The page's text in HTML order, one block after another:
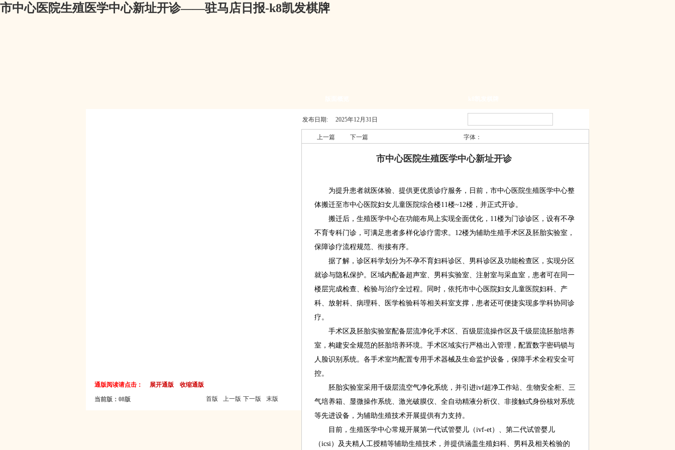
市中心医院生殖医学中心新址开诊——驻马店日报-k8凯发棋牌
通版阅读请点击： 展开通版 收缩通版
当前版：08版 首版 上一版 下一版 末版
发布日期: 2025年12月31日
上一篇 下一篇 字体：
市中心医院生殖医学中心新址开诊
为提升患者就医体验、提供更优质诊疗服务，日前，市中心医院生殖医学中心整
体搬迁至市中心医院妇女儿童医院综合楼11楼~12楼，并正式开诊。
搬迁后，生殖医学中心在功能布局上实现全面优化，11楼为门诊诊区，设有不孕
不育专科门诊，可满足患者多样化诊疗需求。12楼为辅助生殖手术区及胚胎实验室，
保障诊疗流程规范、衔接有序。
据了解，诊区科学划分为不孕不育妇科诊区、男科诊区及功能检查区，实现分区
就诊与隐私保护。区域内配备超声室、男科实验室、注射室与采血室，患者可在同一
楼层完成检查、检验与治疗全过程。同时，依托市中心医院妇女儿童医院妇科、产
科、放射科、病理科、医学检验科等相关科室支撑，患者还可便捷实现多学科协同诊
疗。
手术区及胚胎实验室配备层流净化手术区、百级层流操作区及千级层流胚胎培养
室，构建安全规范的胚胎培养环境。手术区域实行严格出入管理，配置数字密码锁与
人脸识别系统。各手术室均配置专用手术器械及生命监护设备，保障手术全程安全可
控。
胚胎实验室采用千级层流空气净化系统，并引进ivf超净工作站、生物安全柜、三
气培养箱、显微操作系统、激光破膜仪、全自动精液分析仪、非接触式身份核对系统
等先进设备，为辅助生殖技术开展提供有力支持。
目前，生殖医学中心常规开展第一代试管婴儿（ivf-et）、第二代试管婴儿
（icsi）及夫精人工授精等辅助生殖技术，并提供涵盖生殖妇科、男科及相关检验的